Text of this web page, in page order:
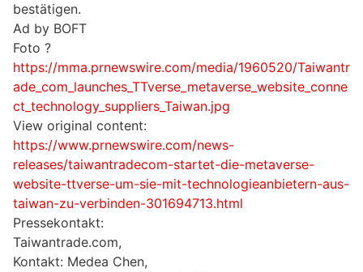
bestätigen.
Ad by BOFT
Foto ?
https://mma.prnewswire.com/media/1960520/Taiwantr
ade_com_launches_TTverse_metaverse_website_conne
ct_technology_suppliers_Taiwan.jpg
View original content:
https://www.prnewswire.com/news-
releases/taiwantradecom-startet-die-metaverse-
website-ttverse-um-sie-mit-technologieanbietern-aus-
taiwan-zu-verbinden-301694713.html
Pressekontakt:
Taiwantrade.com,
Kontakt: Medea Chen,